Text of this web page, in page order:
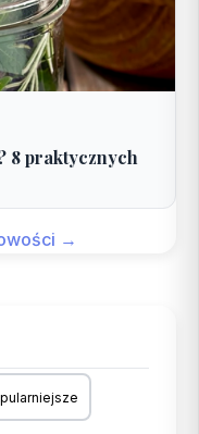
8 praktycznych
→